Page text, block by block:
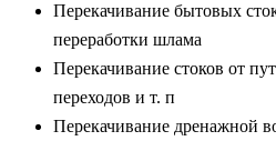
Перекачивание бытовых
переработки шлама
Перекачивание стоков от
переходов и т. п
Перекачивание дренажной